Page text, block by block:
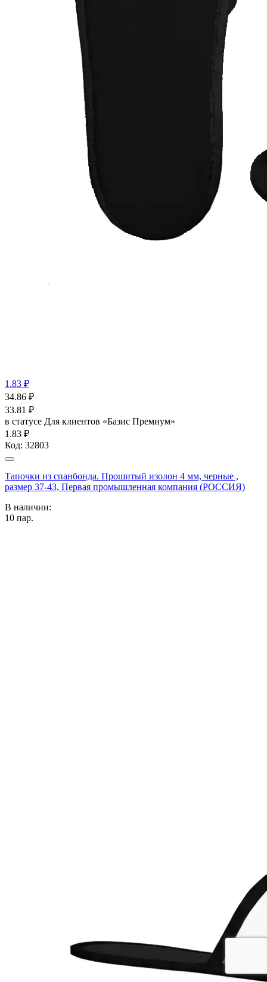
1.83 ₽
34.86 ₽
33.81 ₽
в статусе Для клиентов «Базис Премиум»
1.83 ₽
Код: 32803
Тапочки из спанбонда. Прошитый изолон 4 мм, черные ,
размер 37-43, Первая промышленная компания (РОССИЯ)
В наличии:
10 пар.